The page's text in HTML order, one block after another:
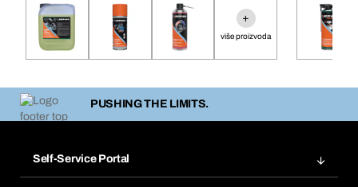
+
više proizvoda
PUSHING THE LIMITS.
Self-Service Portal